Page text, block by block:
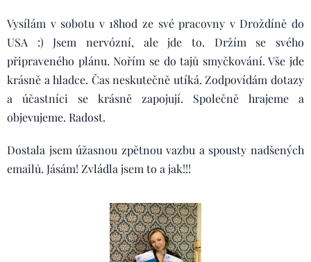
Vysílám v sobotu v 18hod ze své pracovny v Droždíně do
USA :) Jsem nervózní, ale jde to. Držím se svého
připraveného plánu. Nořím se do tajů smyčkování. Vše jde
krásně a hladce. Čas neskutečně utíká. Zodpovídám dotazy
a účastníci se krásně zapojují. Společně hrajeme a
objevujeme. Radost.
Dostala jsem úžasnou zpětnou vazbu a spousty nadšených
emailů. Jásám! Zvládla jsem to a jak!!!